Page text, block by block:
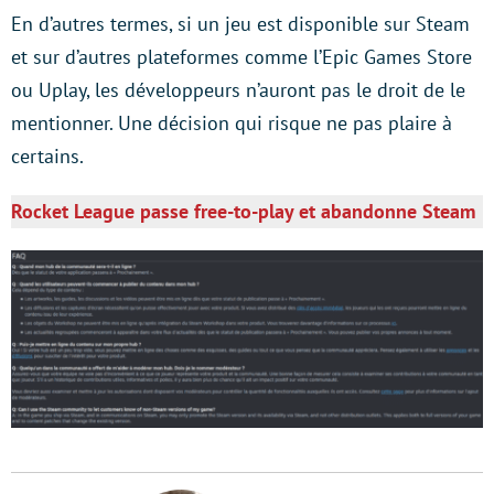
En d’autres termes, si un jeu est disponible sur Steam
et sur d’autres plateformes comme l’Epic Games Store
ou Uplay, les développeurs n’auront pas le droit de le
mentionner. Une décision qui risque ne pas plaire à
certains.
Rocket League passe free-to-play et abandonne Steam